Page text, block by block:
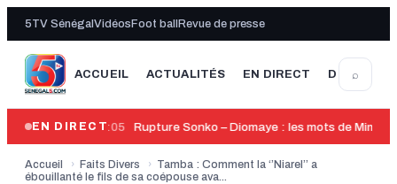
5TV Sénégal Vidéos Foot ball Revue de presse
ACCUEIL ACTUALITÉS EN DIRECT DERNIÈRE
⌕
EN DIRECT14:05 Rupture Sonko – Diomaye : les mots de Mimi
Accueil › Faits Divers › Tamba : Comment la ‘’Niarel’’ a
ébouillanté le fils de sa coépouse ava...